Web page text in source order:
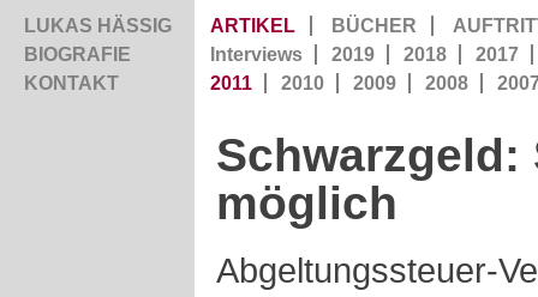
LUKAS HÄSSIG
BIOGRAFIE
KONTAKT
ARTIKEL BÜCHER
Interviews
2019 2018
2017
2011
2010 2009 2008
Schwarzgeld:
möglich
Abgeltungssteuer-